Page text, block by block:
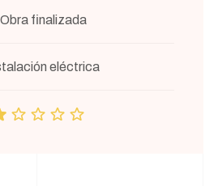
Obra finalizada
eléctrica